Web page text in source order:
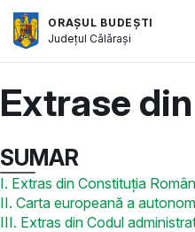
ORAȘUL BUDEȘTI
JudețulCălărași
Extrase
SUMAR
I. Extras din Constituția
II. Carta europeană a
III. Extras din Codul